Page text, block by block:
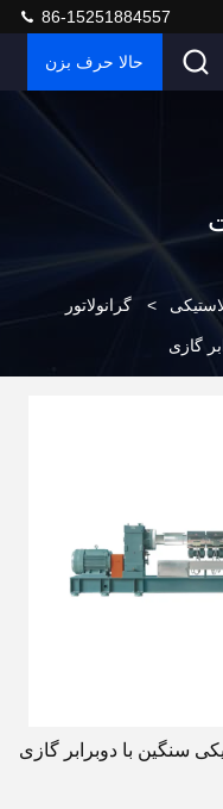
86-15251884557
حالا حرف بزن
> گرانولاتور
گازی
سنگین با دوبرابر گازی